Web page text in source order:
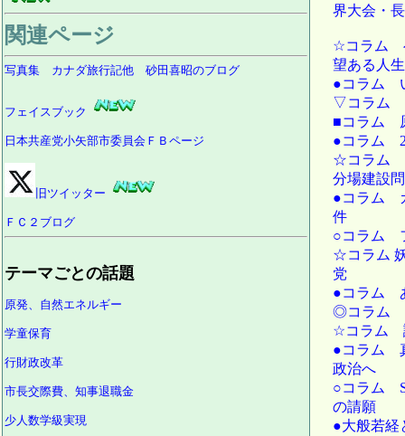
関連ページ
写真集 カナダ旅行記他 砂田喜昭のブログ
フェイスブック
日本共産党小矢部市委員会ＦＢページ
旧ツイッター
ＦＣ２ブログ
テーマごとの話題
原発、自然エネルギー
学童保育
行財政改革
市長交際費、知事退職金
少人数学級実現
界大会・
☆コラム
望ある人
●コラム
▽コラム
■コラム
●コラム
☆コラム
分場建設
●コラム
件
○コラム
☆コラム
党
●コラム
◎コラム
☆コラム
●コラム
政治へ
○コラム
の請願
●大般若経